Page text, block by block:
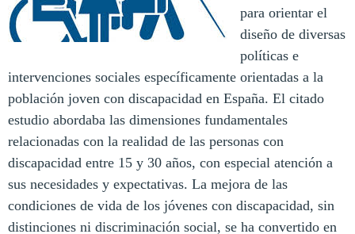
para orientar el
diseño de diversas
políticas e
intervenciones sociales específicamente orientadas a la
población joven con discapacidad en España. El citado
estudio abordaba las dimensiones fundamentales
relacionadas con la realidad de las personas con
discapacidad entre 15 y 30 años, con especial atención a
sus necesidades y expectativas. La mejora de las
condiciones de vida de los jóvenes con discapacidad, sin
distinciones ni discriminación social, se ha convertido en